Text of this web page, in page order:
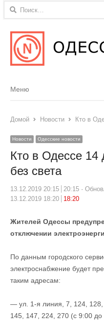
Найти:
Menu
Меню
Домой Новости Кто в
Новости Одесские новости
Кто в Одессе 14
без света
13.12.2019 20:15 20:15
13.12.2019 18:20
18:20
Жителей Одессы
отключении
По данным городского
электроснабжение будет
таким адресам:
— ул. 1-я линия, 7, 124, 128,
145, 147, 224, 270 (с 9:00 до